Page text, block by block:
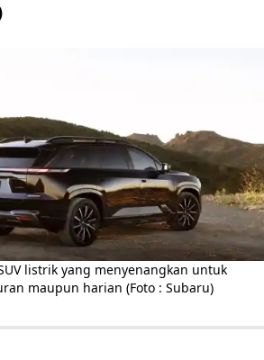
listrik yang menyenangkan untuk
maupun harian (Foto : Subaru)